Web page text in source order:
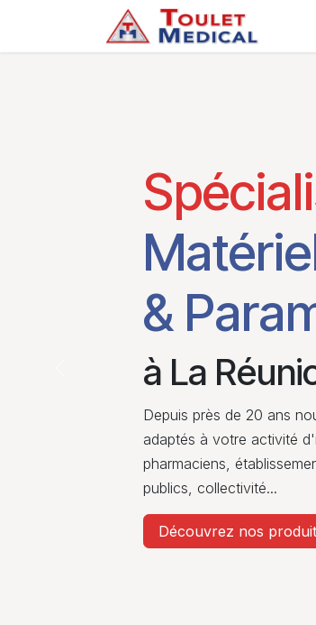
Se rendre au contenu
&
à La
Depuis près de 20 ans
adaptés à votre activité
pharmaciens,
publics, collectivité...
Découvrez nos